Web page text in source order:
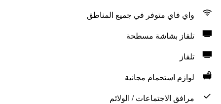
واي فاي متوفر في جميع المناطق
تلفاز بشاشة مسطحة
تلفاز
لوازم استحمام مجانية
مرافق الاجتماعات / الولائم